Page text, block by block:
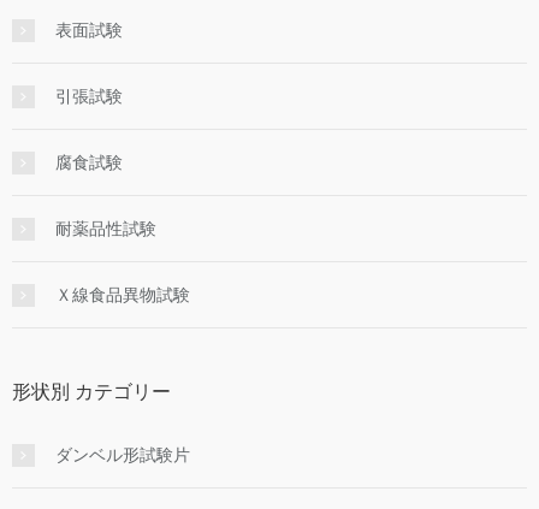
表面試験
引張試験
腐食試験
耐薬品性試験
Ｘ線食品異物試験
形状別 カテゴリー
ダンベル形試験片